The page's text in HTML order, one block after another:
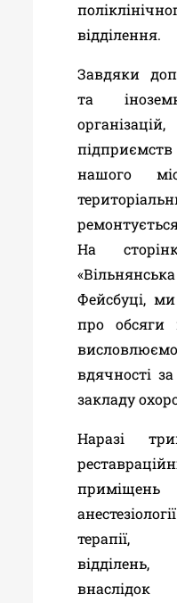
відділення.
Завдяки
та
нашого
На
Фейсбуці,
про обсяги
вдячності
закладу
Наразі
терапії,
відділень,
внаслідок